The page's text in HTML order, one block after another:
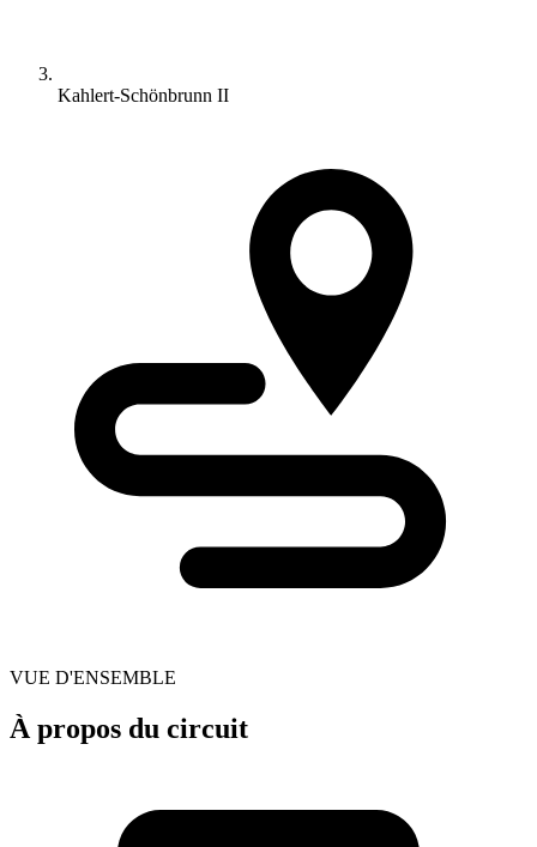
Kahlert-Schönbrunn II
VUE D'ENSEMBLE
À propos du circuit